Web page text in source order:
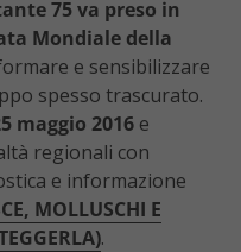
75 va preso in
Mondiale della
e sensibilizzare
spesso trascurato.
maggio 2016 e
regionali con
e informazione
MOLLUSCHI E
.